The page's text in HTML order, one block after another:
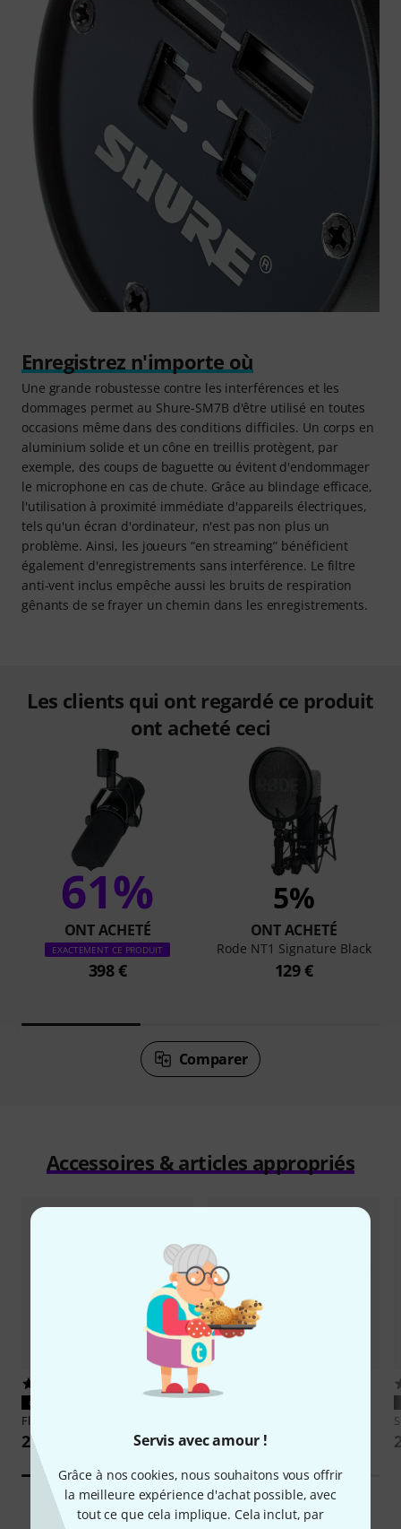
Servis avec amour !
Grâce à nos cookies, nous souhaitons vous offrir
la meilleure expérience d'achat possible, avec
tout ce que cela implique. Cela inclut, par
Enregistrez n'importe où
Une grande robustesse contre les interférences et les
dommages permet au Shure-SM7B d'être utilisé en toutes
occasions même dans des conditions difficiles. Un corps en
aluminium solide et un cône en treillis protègent, par
exemple, des coups de baguette ou évitent d'endommager
le microphone en cas de chute. Grâce au blindage efficace,
l'utilisation à proximité immédiate d'appareils électriques,
tels qu'un écran d'ordinateur, n'est pas non plus un
problème. Ainsi, les joueurs “en streaming” bénéficient
également d'enregistrements sans interférence. Le filtre
anti-vent inclus empêche aussi les bruits de respiration
gênants de se frayer un chemin dans les enregistrements.
Les clients qui ont regardé ce produit
ont acheté ceci
61%
ONT ACHETÉ
EXACTEMENT CE PRODUIT
398 €
5%
ONT ACHETÉ
Rode NT1 Signature Black
129 €
Comparer
Accessoires & articles appropriés
CONVIENT À COUP SÛR
Flyht Pro
29 € 33 €